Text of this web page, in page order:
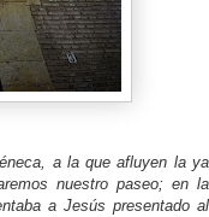
a la que afluyen la ya
nuestro paseo; en la
a Jesús presentado al